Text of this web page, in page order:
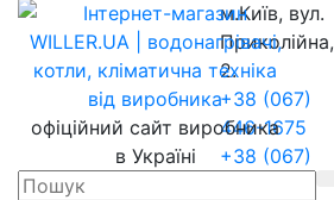
м.Київ, вул.
Приколійна,
2.
+38 (067)
446-1675
+38 (067)
офіційний сайт виробника
в Україні